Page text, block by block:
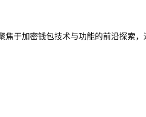
于加密钱包技术与功能的前沿探索，